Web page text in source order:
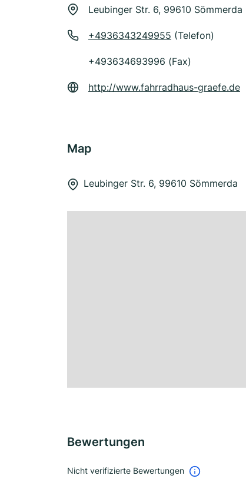
Leubinger Str. 6, 99610 Sömmerda
+4936343249955 (Telefon)
+493634693996 (Fax)
http://www.fahrradhaus-graefe.de
Map
Leubinger Str. 6, 99610 Sömmerda
Bewertungen
Nicht verifizierte Bewertungen